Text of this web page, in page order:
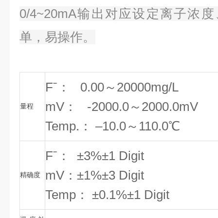
0/4~20mA输出对应设定离子浓
单，易操作。
量程
Fˉ： 0.00～20000mg/L
mV： -2000.0～2000.0mV
Temp.： –10.0～110.0℃
精确度
Fˉ： ±3%±1 Digit
mV：±1%±3 Digit
Temp： ±0.1%±1 Digit